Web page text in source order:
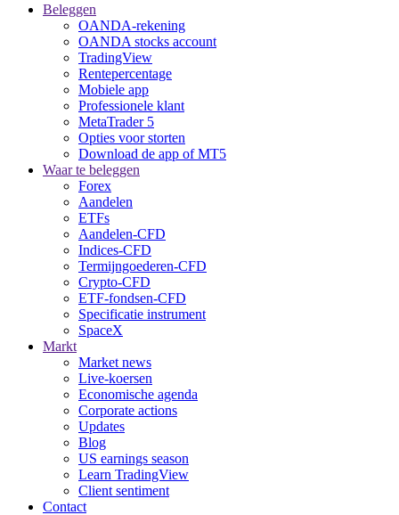
Beleggen
OANDA-rekening
OANDA stocks account
TradingView
Rentepercentage
Mobiele app
Professionele klant
MetaTrader 5
Opties voor storten
Download de app of MT5
Waar te beleggen
Forex
Aandelen
ETFs
Aandelen-CFD
Indices-CFD
Termijngoederen-CFD
Crypto-CFD
ETF-fondsen-CFD
Specificatie instrument
SpaceX
Markt
Market news
Live-koersen
Economische agenda
Corporate actions
Updates
Blog
US earnings season
Learn TradingView
Client sentiment
Contact